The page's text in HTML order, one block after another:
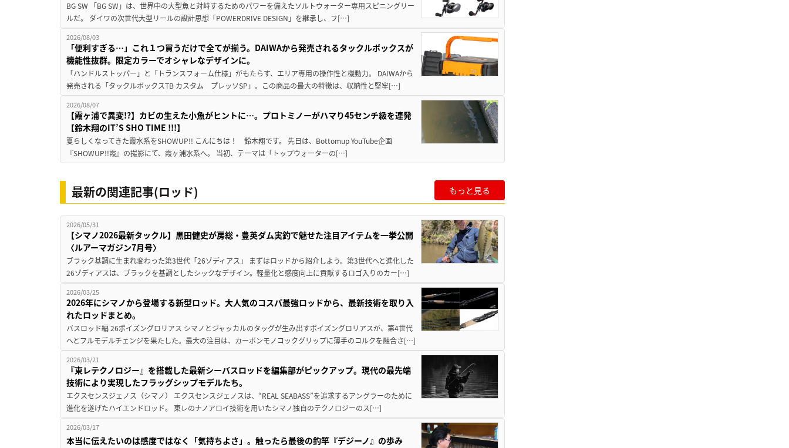
BG SW 「BG SW」は、世界中の大型魚と対峙するためのパワーを備えたソルトウォーター専用スピニングリー
ルだ。 ダイワの次世代大型リールの設計思想「POWERDRIVE DESIGN」を継承し、フ[…]
2026/08/03
「便利すぎる…」これ１つ買うだけで全てが揃う。DAIWAから発売されるタックルボックスが
機能性抜群。限定カラーでオシャレなデザインに。
「ハンドルストッパー」と「トランスフォーム仕様」がもたらす、エリア専用の操作性と機動力。 DAIWAから
発売される「タックルボックスTB カスタム プレッソSP」。この商品の最大の特徴は、収納性と堅牢[…]
2026/08/07
【霞ヶ浦で異変!?】カビの生えた小魚がヒントに…。プロトミノーがハマり45センチ級を連発
【鈴木翔のIT’S SHO TIME !!!】
夏らしくなってきた霞水系をSHOWUP!! こんにちは！ 鈴木翔です。 先日は、Bottomup YouTube企画
『SHOWUP!!霞』の撮影にて、霞ヶ浦水系へ。 当初、テーマは「トップウォーターの[…]
最新の関連記事(ロッド) もっと見る
2026/05/31
【シマノ2026最新タックル】黒田健史が房総・豊英ダム実釣で魅せた注目アイテムを一挙公開
〈ルアーマガジン7月号〉
ブラック基調に生まれ変わった第3世代「26ゾディアス」 まずはロッドから紹介しよう。第3世代へと進化した
26ゾディアスは、ブラックを基調としたシックなデザイン。軽量化と感度向上に貢献するロゴ入りのカー[…]
2026/03/25
2026年にシマノから登場する新型ロッド。大人気のコスパ最強ロッドから、最新技術を取り入
れたロッドまとめ。
バスロッド編 26ポイズングロリアス シマノとジャッカルのタッグが生み出すポイズングロリアスが、第4世代
へとフルモデルチェンジを果たした。最大の注目は、カーボンモノコックグリップに薄手のコルクを融合さ[…]
2026/03/21
『東レテクノロジー』を搭載した最新シーバスロッドを編集部がピックアップ。現代の最先端
技術により実現したフラッグシップモデルたち。
エクスセンスジェノス（シマノ） エクスセンスジェノスは、“REAL SEABASS”を追求するアングラーのために
進化を遂げたハイエンドロッド。 東レのナノアロイ技術を用いたシマノ独自のテクノロジーのス[…]
2026/03/17
本当に伝えたいのは感度ではなく「気持ちよさ」。触ったら最後の釣竿『デジーノ』の歩み